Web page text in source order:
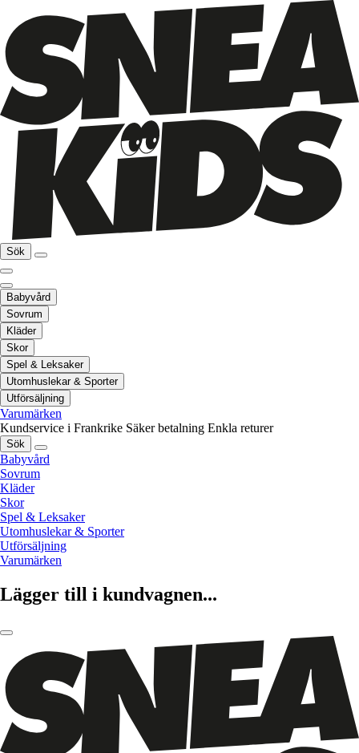
Sök
Babyvård
Sovrum
Kläder
Skor
Spel & Leksaker
Utomhuslekar & Sporter
Utförsäljning
Varumärken
Kundservice i Frankrike Säker betalning Enkla returer
Sök
Babyvård
Sovrum
Kläder
Skor
Spel & Leksaker
Utomhuslekar & Sporter
Utförsäljning
Varumärken
Lägger till i kundvagnen...